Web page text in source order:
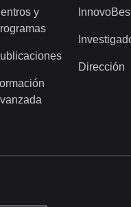
y
Dirección